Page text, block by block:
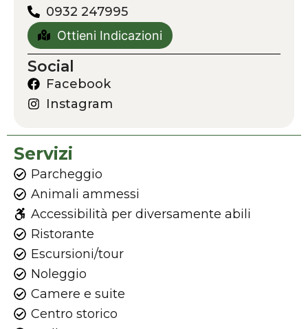
0932 247995
Ottieni Indicazioni
Social
Facebook
Instagram
Servizi
Parcheggio
Animali ammessi
Accessibilità per diversamente abili
Ristorante
Escursioni/tour
Noleggio
Camere e suite
Centro storico